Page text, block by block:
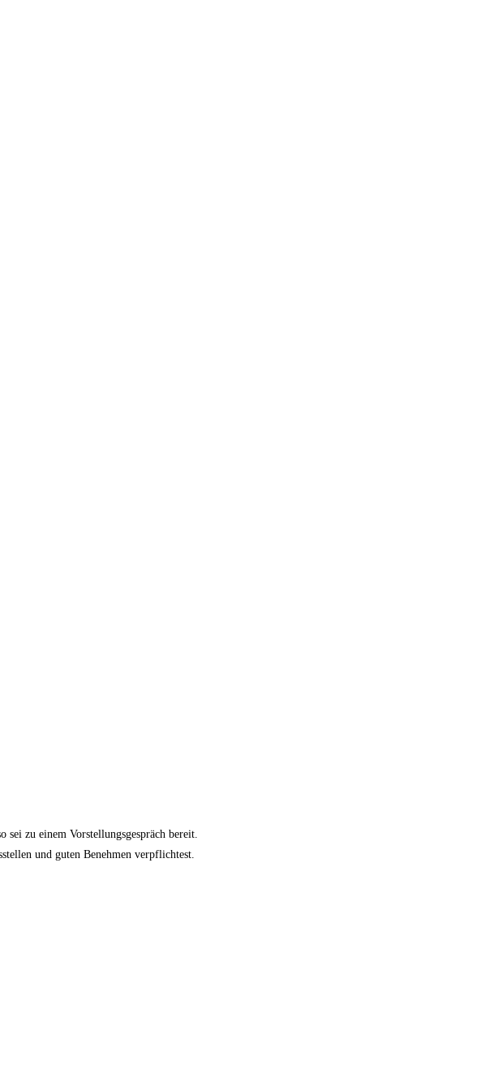
zu einem Vorstellungsgespräch bereit.
und guten Benehmen verpflichtest.